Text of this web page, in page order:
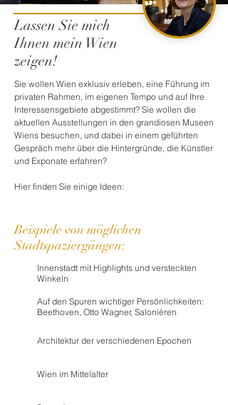
Lassen Sie mich
Ihnen mein Wien
zeigen!
Sie wollen Wien exklusiv erleben, eine Führung im
privaten Rahmen, im eigenen Tempo und auf Ihre
Interessensgebiete abgestimmt? Sie wollen die
aktuellen Ausstellungen in den grandiosen Museen
Wiens besuchen, und dabei in einem geführten
Gespräch mehr über die Hintergründe, die Künstler
und Exponate erfahren?
Hier finden Sie einige Ideen:
Beispiele von möglichen
Stadtspaziergängen:
Innenstadt mit Highlights und versteckten
Winkeln
Auf den Spuren wichtiger Persönlichkeiten:
Beethoven, Otto Wagner, Salonièren
Architektur der verschiedenen Epochen
Wien im Mittelalter